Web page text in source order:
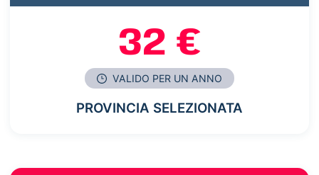
32 €
VALIDO PER UN ANNO
PROVINCIA SELEZIONATA